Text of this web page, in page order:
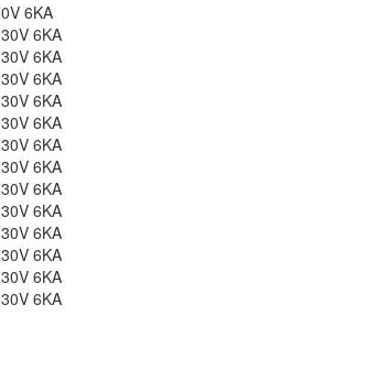
6KA
6KA
6KA
6KA
6KA
6KA
6KA
6KA
6KA
6KA
6KA
6KA
6KA
6KA